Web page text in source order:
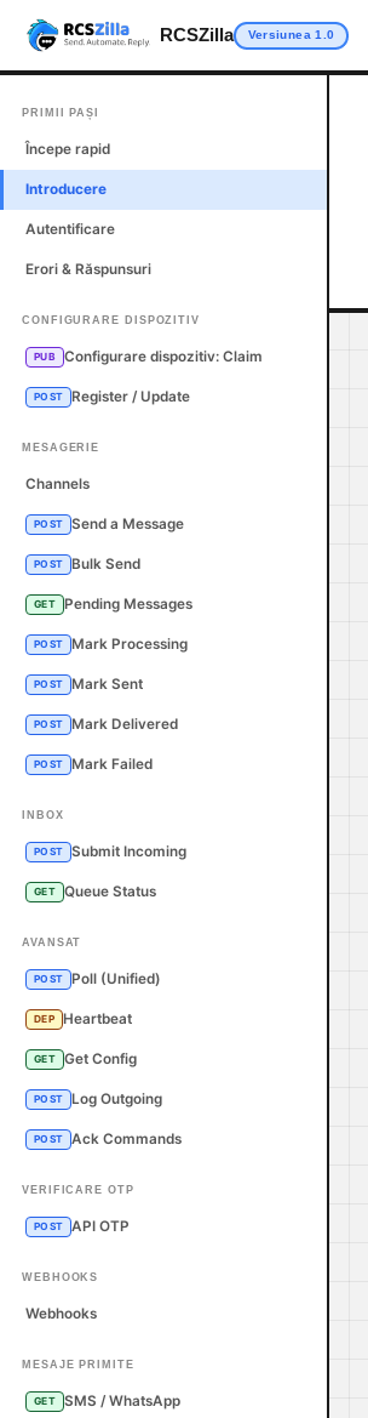
RCSZilla Versiunea 1.0
PRIMII PAȘI
Începe rapid
Introducere
Autentificare
Erori & Răspunsuri
CONFIGURARE DISPOZITIV
PUB Configurare dispozitiv: Claim
POST Register / Update
MESAGERIE
Channels
POST Send a Message
POST Bulk Send
GET Pending Messages
POST Mark Processing
POST Mark Sent
POST Mark Delivered
POST Mark Failed
INBOX
POST Submit Incoming
GET Queue Status
AVANSAT
POST Poll (Unified)
DEP Heartbeat
GET Get Config
POST Log Outgoing
POST Ack Commands
VERIFICARE OTP
POST API OTP
WEBHOOKS
Webhooks
MESAJE PRIMITE
GET SMS / WhatsApp